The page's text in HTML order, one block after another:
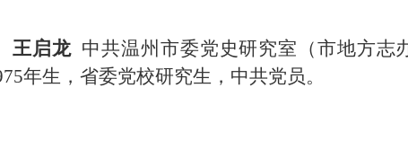
王启龙 中共温州市委党史研究室（市地方志
年生，省委党校研究生，中共党员。